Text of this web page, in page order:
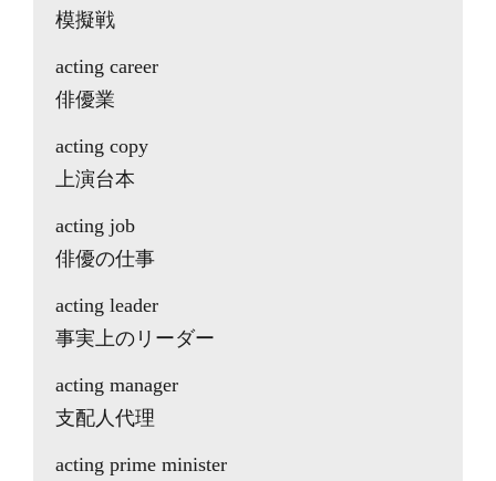
模擬戦
acting career
俳優業
acting copy
上演台本
acting job
俳優の仕事
acting leader
事実上のリーダー
acting manager
支配人代理
acting prime minister